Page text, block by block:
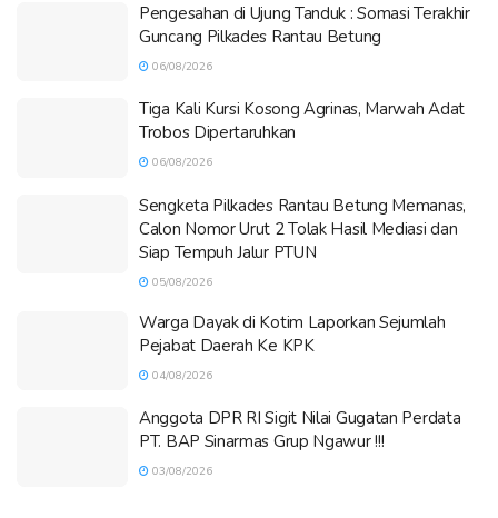
Pengesahan di Ujung Tanduk : Somasi Terakhir
Guncang Pilkades Rantau Betung
06/08/2026
Tiga Kali Kursi Kosong Agrinas, Marwah Adat
Trobos Dipertaruhkan
06/08/2026
Sengketa Pilkades Rantau Betung Memanas,
Calon Nomor Urut 2 Tolak Hasil Mediasi dan
Siap Tempuh Jalur PTUN
05/08/2026
Warga Dayak di Kotim Laporkan Sejumlah
Pejabat Daerah Ke KPK
04/08/2026
Anggota DPR RI Sigit Nilai Gugatan Perdata
PT. BAP Sinarmas Grup Ngawur !!!
03/08/2026